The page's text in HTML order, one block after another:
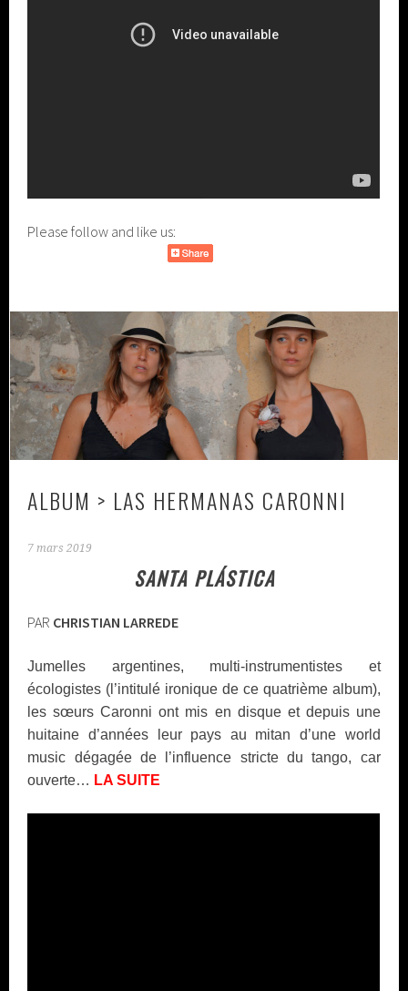
Please follow and like us:
ALBUM > LAS HERMANAS CARONNI
7 mars 2019
SANTA PLÁSTICA
PAR CHRISTIAN LARREDE
Jumelles argentines, multi-instrumentistes et
écologistes (l’intitulé ironique de ce quatrième album),
les sœurs Caronni ont mis en disque et depuis une
huitaine d’années leur pays au mitan d’une world
music dégagée de l’influence stricte du tango, car
ouverte… LASUITE